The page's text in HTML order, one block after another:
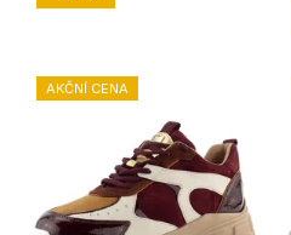
AKČNÍ CENA